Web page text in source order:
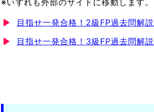
※いずれも外部のサイトに移動します。
目指せ一発合格！2級FP過去問解説
目指せ一発合格！3級FP過去問解説